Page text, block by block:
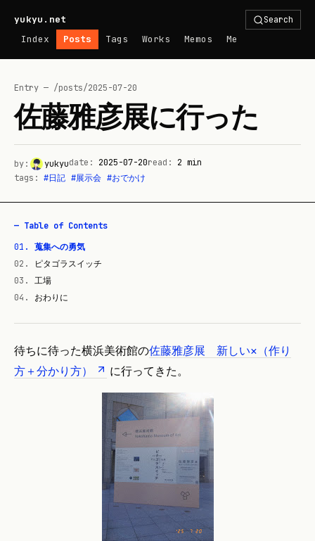
yukyu.net Search
Index Posts Tags Works Memos Me
Entry — /posts/2025-07-20
佐藤雅彦展に行った
by: yukyudate: 2025-07-20read: 2 min
tags: #日記 #展示会 #おでかけ
— Table of Contents
01 .
蒐集への勇気
02 .
ピタゴラスイッチ
03 .
工場
04 . おわりに
待ちに待った横浜美術館の佐藤雅彦展 新しい×（作り
方＋分かり方）
に行ってきた。